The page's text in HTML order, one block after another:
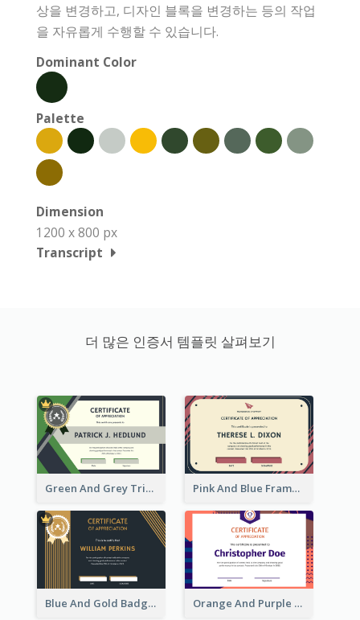
상을 변경하고, 디자인 블록을 변경하는 등의 작업
을 자유롭게 수행할 수 있습니다.
Dominant Color
Palette
Dimension
1200 x 800 px
Transcript
더 많은 인증서 템플릿 살펴보기
Green And Grey Triangles With Badge Certificate Pink And Blue Frame Company Certificate
Blue And Gold Badge Appreciation Certificate Orange And Purple Pattern Certificate